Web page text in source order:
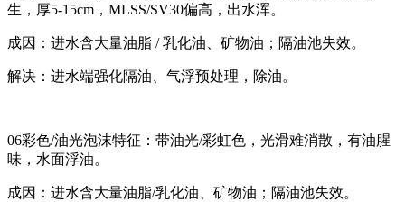
生，厚5-15cm，MLSS/SV30偏高，出水浑。
成因：进水含大量油脂 / 乳化油、矿物油；隔油池失效。
解决：进水端强化隔油、气浮预处理，除油。
06彩色/油光泡沫特征：带油光/彩虹色，光滑难消散，有油腥
味，水面浮油。
成因：进水含大量油脂/乳化油、矿物油；隔油池失效。